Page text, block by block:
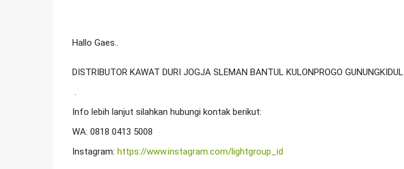
Hallo Gaes..
DISTRIBUTOR KAWAT DURI JOGJA SLEMAN BANTUL KULONPROGO GUNUNGKIDUL
Info lebih lanjut silahkan hubungi kontak berikut:
WA: 0818 0413 5008
Instagram: https://www.instagram.com/lightgroup_id